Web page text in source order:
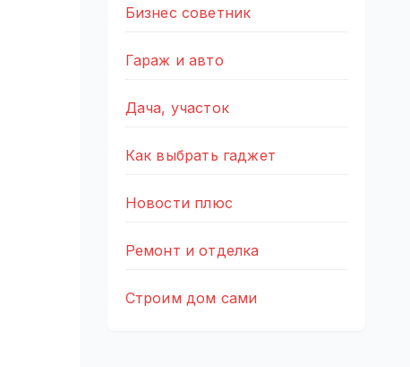
Бизнес советник
Гараж и авто
Дача, участок
Как выбрать гаджет
Новости плюс
Ремонт и отделка
Строим дом сами